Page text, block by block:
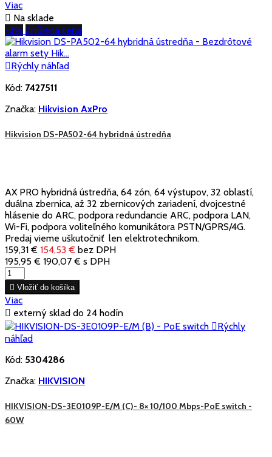
Viac
 Na sklade
-3% Znížená cena
Rýchly náhľad
Kód: 7427511
Značka: Hikvision AxPro
Hikvision DS-PA502-64 hybridná ústredňa
AX PRO hybridná ústredňa, 64 zón, 64 výstupov, 32 oblastí,
duálna zbernica, až 32 zbernicových zariadení, dvojcestné
hlásenie do ARC, podpora redundancie ARC, podpora LAN,
Wi-Fi, podpora voliteľného komunikátora PSTN/GPRS/4G.
Predaj vieme uškutočniť len elektrotechnikom.
159,31 € 154,53 € bez DPH
195,95 € 190,07 € s DPH
 Vložiť do košíka
Viac
 externý sklad do 24 hodín
Rýchly
náhľad
Kód: 5304286
Značka: HIKVISION
HIKVISION-DS-3E0109P-E/M (C)- 8× 10/100 Mbps-PoE switch -
60W